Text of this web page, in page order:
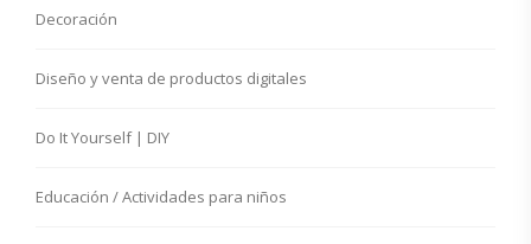
Decoración
Diseño y venta de productos digitales
Do It Yourself | DIY
Educación / Actividades para niños